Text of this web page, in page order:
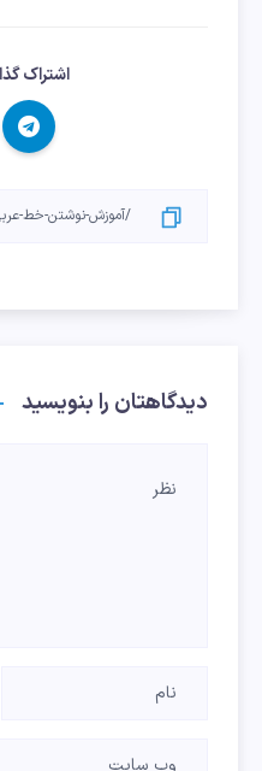
اشتراک
دیدگاهتان را بنویسید